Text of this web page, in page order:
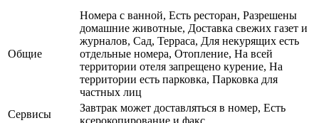
Общие
Номера с ванной, Есть ресторан, Разрешены
домашние животные, Доставка свежих газет и
журналов, Сад, Терраса, Для некурящих есть
отдельные номера, Отопление, На всей
территории отеля запрещено курение, На
территории есть парковка, Парковка для
частных лиц
Сервисы
Завтрак может доставляться в номер, Есть